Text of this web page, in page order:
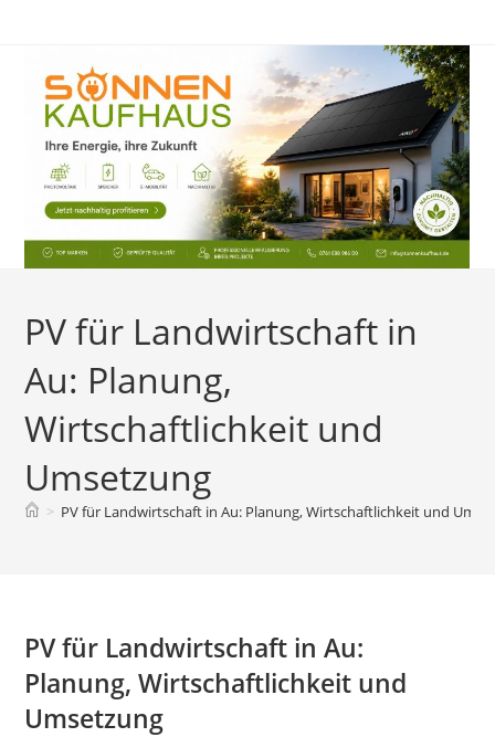
PV für Landwirtschaft in
Au: Planung,
Wirtschaftlichkeit und
Umsetzung
> PV für Landwirtschaft in Au: Planung, Wirtschaftlichkeit und
PV für Landwirtschaft in Au:
Planung, Wirtschaftlichkeit und
Umsetzung